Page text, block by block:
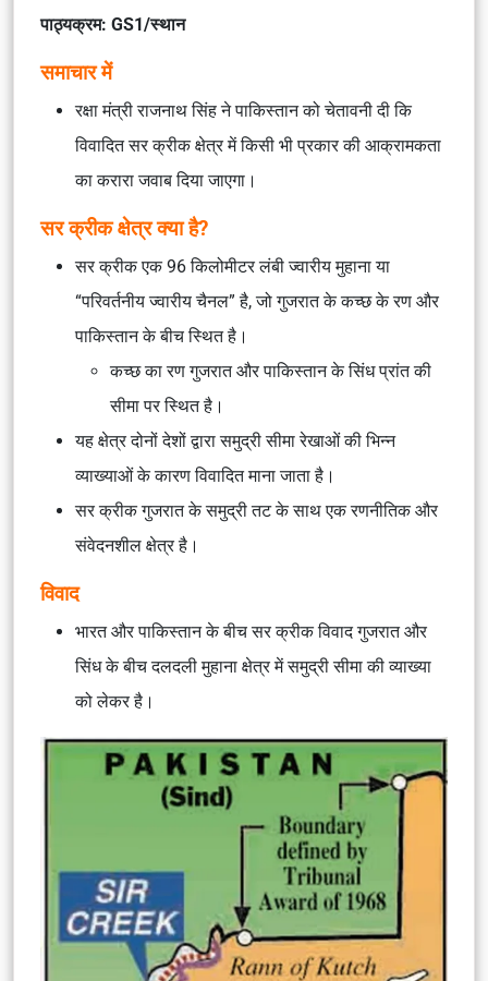
पाठ्यक्रम: GS1/स्थान
समाचार में
रक्षा मंत्री राजनाथ सिंह ने पाकिस्तान को चेतावनी दी कि
विवादित सर क्रीक क्षेत्र में किसी भी प्रकार की आक्रामकता
का करारा जवाब दिया जाएगा।
सर क्रीक क्षेत्र क्या है?
सर क्रीक एक 96 किलोमीटर लंबी ज्वारीय मुहाना या
“परिवर्तनीय ज्वारीय चैनल” है, जो गुजरात के कच्छ के रण और
पाकिस्तान के बीच स्थित है।
कच्छ का रण गुजरात और पाकिस्तान के सिंध प्रांत की
सीमा पर स्थित है।
यह क्षेत्र दोनों देशों द्वारा समुद्री सीमा रेखाओं की भिन्न
व्याख्याओं के कारण विवादित माना जाता है।
सर क्रीक गुजरात के समुद्री तट के साथ एक रणनीतिक और
संवेदनशील क्षेत्र है।
विवाद
भारत और पाकिस्तान के बीच सर क्रीक विवाद गुजरात और
सिंध के बीच दलदली मुहाना क्षेत्र में समुद्री सीमा की व्याख्या
को लेकर है।